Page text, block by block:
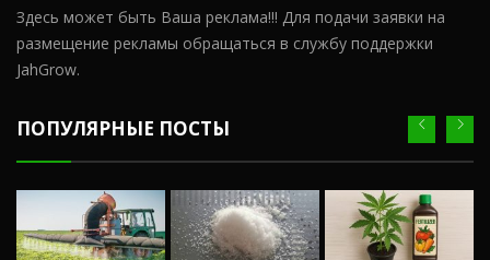
Здесь может быть Ваша реклама!!! Для подачи заявки на
размещение рекламы обращаться в службу поддержки
JahGrow.
ПОПУЛЯРНЫЕ ПОСТЫ